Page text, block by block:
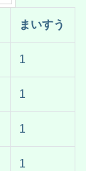
まいすう
1
1
1
1